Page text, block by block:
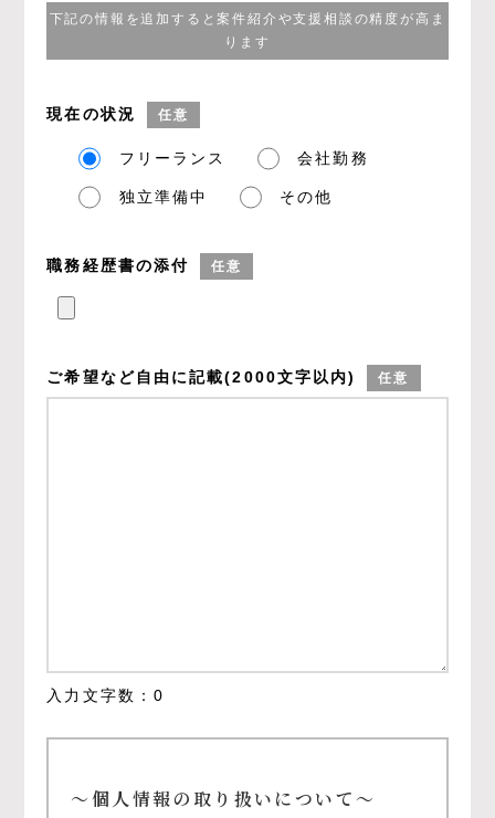
下記の情報を追加すると案件紹介や支援相談の精度が高ま
ります
現在の状況 任意
フリーランス 会社勤務
独立準備中 その他
職務経歴書の添付 任意
ご希望など自由に記載(2000文字以内) 任意
入力文字数： 0
～個人情報の取り扱いについて～